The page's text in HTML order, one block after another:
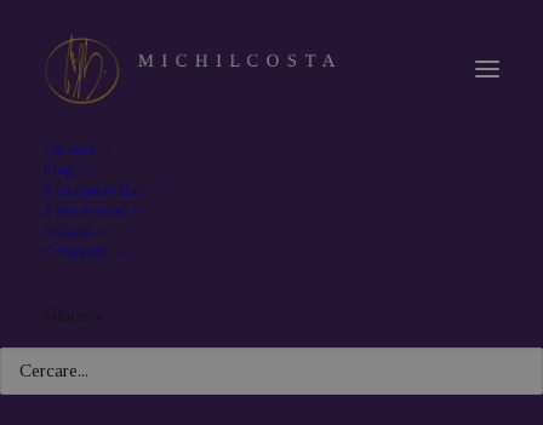
Chi sono
Blog
Il mio primo libro
Il mio mondo
Podcast
Contattami
Ricerca